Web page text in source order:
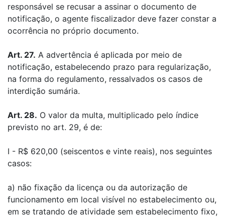
responsável se recusar a assinar o documento de
notificação, o agente fiscalizador deve fazer constar a
ocorrência no próprio documento.
Art. 27. A advertência é aplicada por meio de
notificação, estabelecendo prazo para regularização,
na forma do regulamento, ressalvados os casos de
interdição sumária.
Art. 28. O valor da multa, multiplicado pelo índice
previsto no art. 29, é de:
I - R$ 620,00 (seiscentos e vinte reais), nos seguintes
casos:
a) não fixação da licença ou da autorização de
funcionamento em local visível no estabelecimento ou,
em se tratando de atividade sem estabelecimento fixo,